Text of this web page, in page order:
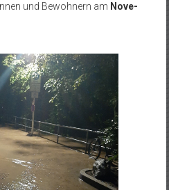
und Bewohnern am Nove-